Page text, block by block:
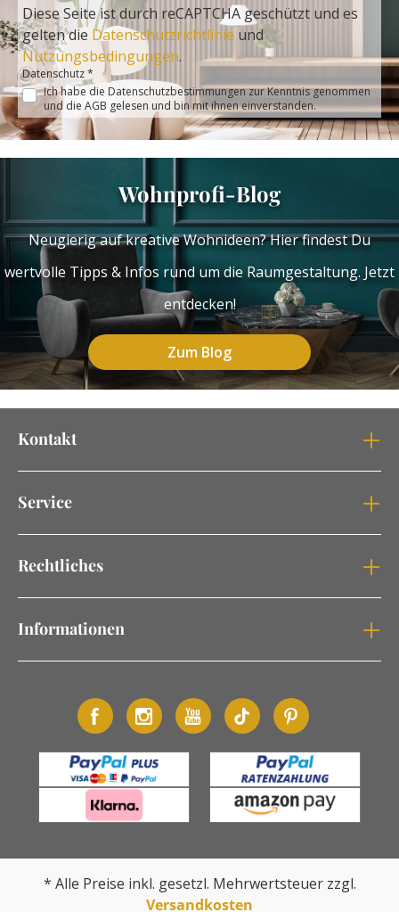
Diese Seite ist durch reCAPTCHA geschützt und es
gelten die Datenschutzrichtlinie und
Nutzungsbedingungen.
Datenschutz *
Ich habe die Datenschutzbestimmungenzur Kenntnis genommen
und die AGB gelesen und bin mit ihnen einverstanden.
Wohnprofi-Blog
Neugierig auf kreative Wohnideen? Hier findest Du
wertvolle Tipps & Infos rund um die Raumgestaltung. Jetzt
entdecken!
Zum Blog
Kontakt
Service
Rechtliches
Informationen
* Alle Preise inkl. gesetzl. Mehrwertsteuer zzgl.
Versandkosten